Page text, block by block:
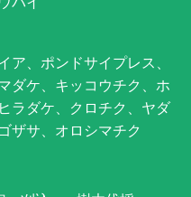
、ポンドサイプレス、
ダケ、キッコウチク、ホ
ラダケ、クロチク、ヤダ
ザサ、オロシマチク